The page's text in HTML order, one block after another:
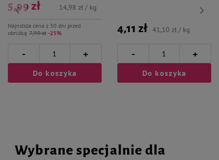
Najniższa cena z 30 dni przed
obniżką 7,99 zł -25%
5,99 zł 14,98 zł / kg
- +
Do koszyka
4,11 zł 41,10 zł / kg
- +
Do koszyka
Wybrane specjalnie dla